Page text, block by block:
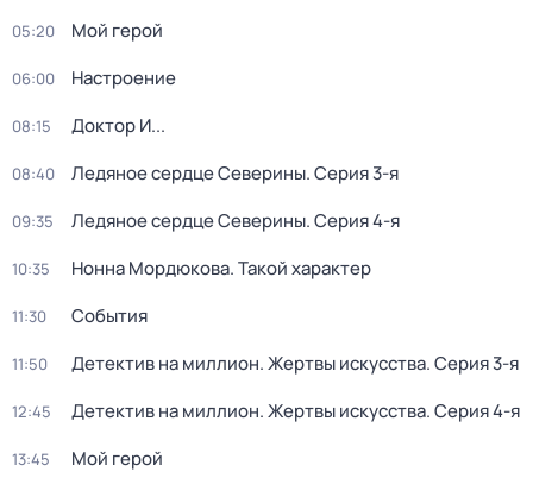
05:20 Мой герой
06:00 Настроение
08:15 Доктор И...
08:40 Ледяное сердце Северины. Серия 3-я
09:35 Ледяное сердце Северины. Серия 4-я
10:35 Нонна Мордюкова. Такой характер
11:30 События
11:50 Детектив на миллион. Жертвы искусства. Серия 3-я
12:45 Детектив на миллион. Жертвы искусства. Серия 4-я
13:45 Мой герой